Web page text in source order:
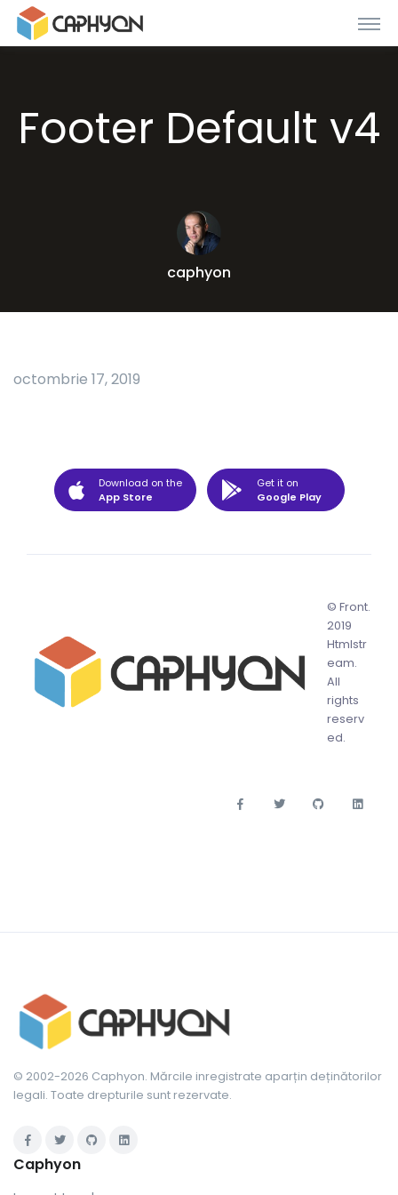
Footer Default v4
caphyon
octombrie 17, 2019
Download on the
App Store
Get it on
Google Play
© Front.
2019
Htmlstr
eam.
All
rights
reserv
ed.
© 2002-2026 Caphyon. Mărcile inregistrate aparțin deținătorilor
legali. Toate drepturile sunt rezervate.
Caphyon